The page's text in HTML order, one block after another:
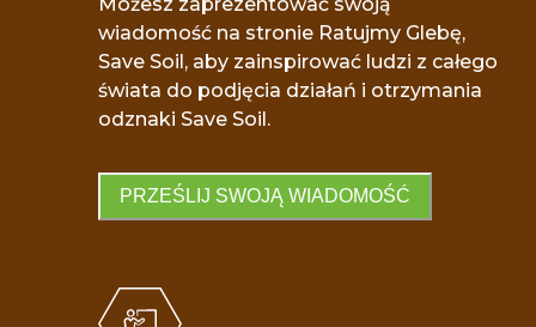
wiadomość na stronie Ratujmy Glebę,
Save Soil, aby zainspirować ludzi z całego
świata do podjęcia działań i otrzymania
odznaki Save Soil.
PRZEŚLIJ SWOJĄ WIADOMOŚĆ